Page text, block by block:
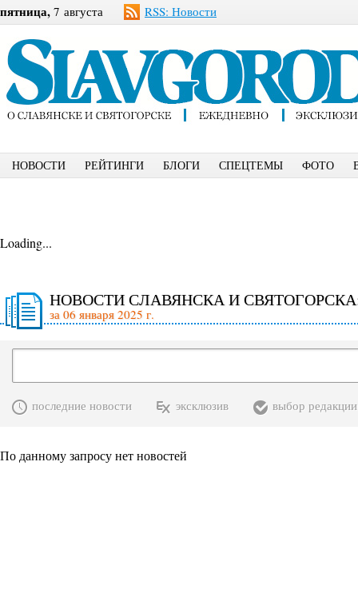
пятница, 7 августа RSS: Новости
НОВОСТИ РЕЙТИНГИ БЛОГИ СПЕЦТЕМЫ ФОТО
Loading...
НОВОСТИ СЛАВЯНСКА И
за 06 января 2025 г.
последние новости эксклюзив выбор редакции
По данному запросу нет новостей